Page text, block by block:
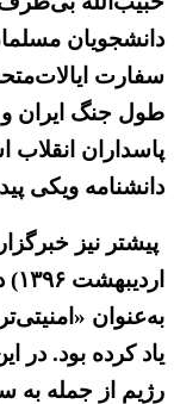
سفارت
طول جنگ ایران
پاسداران انقلاب
دانشنامه ویکی
به‌عنوان
یاد کرده بود. در
رژیم از جمله به